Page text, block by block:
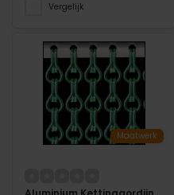
Vergelijk
Maatwerk